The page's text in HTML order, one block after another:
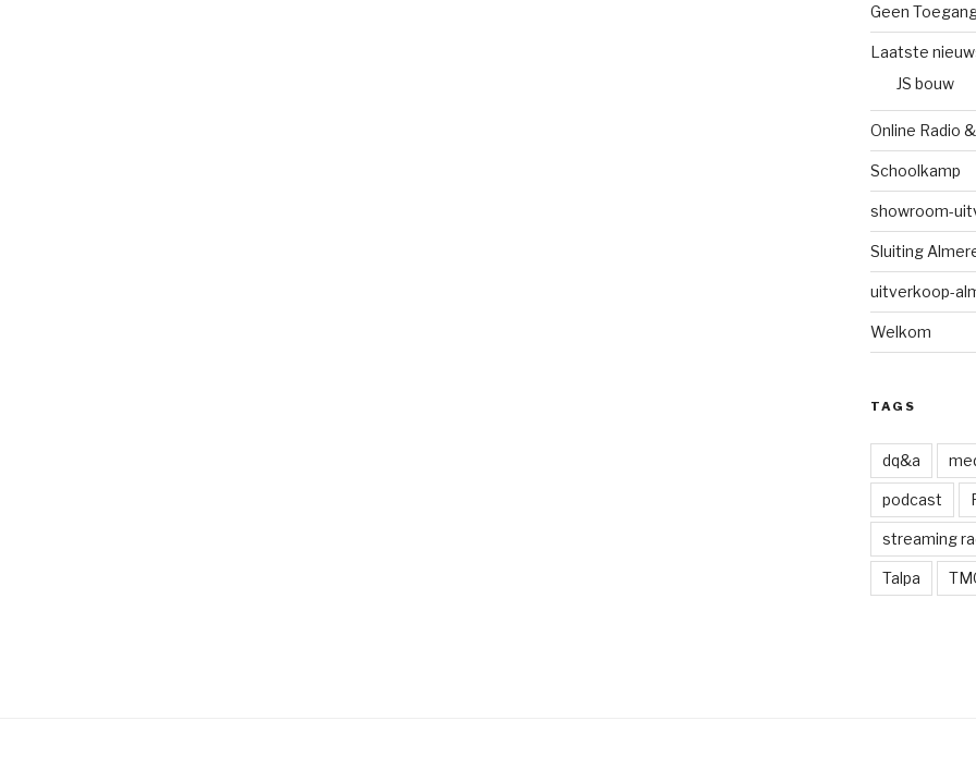
Geen
Laatste
JS bouw
Online Radio
Schoolkamp
showroom-
Sluiting
uitverkoop-
Welkom
TAGS
dq&a
podcast
streaming
Talpa